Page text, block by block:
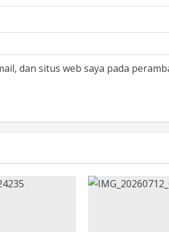
dan situs web saya pada